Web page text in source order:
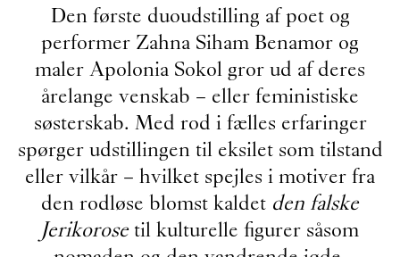
Den første duoudstilling af poet og
performer Zahna Siham Benamor og
maler Apolonia Sokol gror ud af deres
årelange venskab – eller feministiske
søsterskab. Med rod i fælles erfaringer
spørger udstillingen til eksilet som tilstand
eller vilkår – hvilket spejles i motiver fra
den rodløse blomst kaldet den falske
Jerikorosetil kulturelle figurer såsom